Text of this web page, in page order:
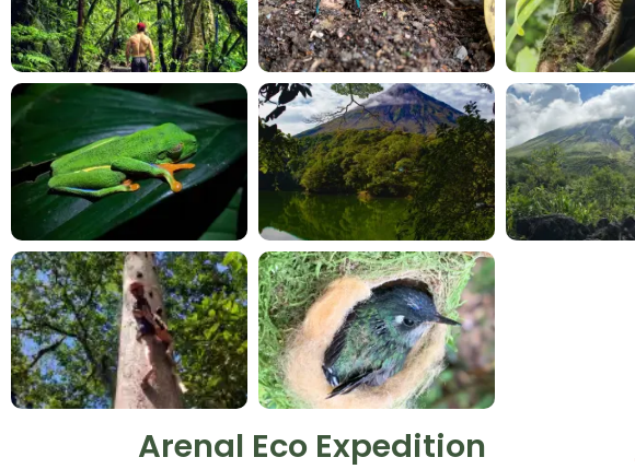
Arenal Eco Expedition